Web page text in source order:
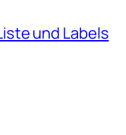
und Labels